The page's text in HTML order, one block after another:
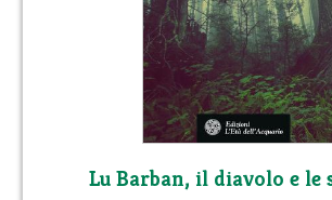
Lu Barban, il diavolo e le